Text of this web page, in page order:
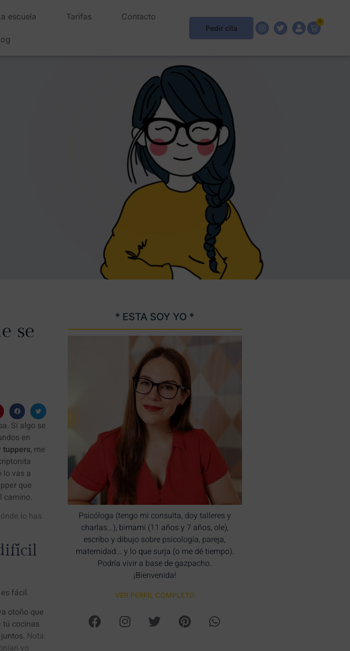
escuela Tarifas Contacto
Pedir cita
0
se
Si algo se
en
tuppers, me
lo vas a
que
camino.
lo has
fácil.
otoño que
tú cocinas
Nota:
yo
* ESTA SOY YO *
Psicóloga (tengo mi consulta, doy talleres y
charlas...), bimami (11 años y 7 años, ole),
escribo y dibujo sobre psicología, pareja,
maternidad... y lo que surja (o me dé tiempo).
Podría vivir a base de gazpacho.
¡Bienvenida!
VER PERFIL COMPLETO